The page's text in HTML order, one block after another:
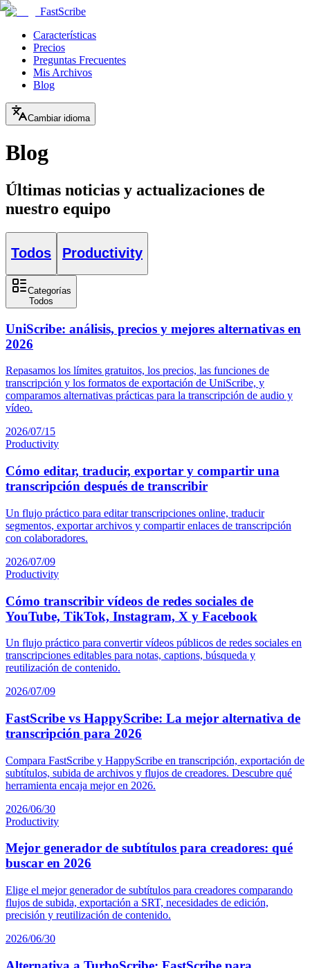
FastScribe
Características
Precios
Preguntas Frecuentes
Mis Archivos
Blog
Cambiar idioma
Blog
Últimas noticias y actualizaciones de
nuestro equipo
Todos Productivity
Categorías
Todos
UniScribe: análisis, precios y mejores alternativas en
2026
Repasamos los límites gratuitos, los precios, las funciones de
transcripción y los formatos de exportación de UniScribe, y
comparamos alternativas prácticas para la transcripción de audio y
vídeo.
2026/07/15
Productivity
Cómo editar, traducir, exportar y compartir una
transcripción después de transcribir
Un flujo práctico para editar transcripciones online, traducir
segmentos, exportar archivos y compartir enlaces de transcripción
con colaboradores.
2026/07/09
Productivity
Cómo transcribir vídeos de redes sociales de
YouTube, TikTok, Instagram, X y Facebook
Un flujo práctico para convertir vídeos públicos de redes sociales en
transcripciones editables para notas, captions, búsqueda y
reutilización de contenido.
2026/07/09
FastScribe vs HappyScribe: La mejor alternativa de
transcripción para 2026
Compara FastScribe y HappyScribe en transcripción, exportación de
subtítulos, subida de archivos y flujos de creadores. Descubre qué
herramienta encaja mejor en 2026.
2026/06/30
Productivity
Mejor generador de subtítulos para creadores: qué
buscar en 2026
Elige el mejor generador de subtítulos para creadores comparando
flujos de subida, exportación a SRT, necesidades de edición,
precisión y reutilización de contenido.
2026/06/30